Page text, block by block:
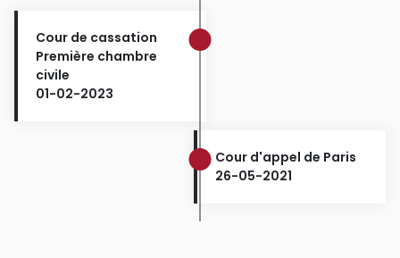
Cour de cassation
Première chambre
civile
01-02-2023
Cour d'appel de Paris
26-05-2021